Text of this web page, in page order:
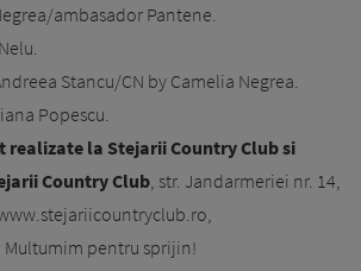
ambasador Pantene.
Stancu/CN by Camelia Negrea.
Popescu.
realizate la Stejarii Country Club si
Country Club , str. Jandarmeriei nr. 14,
pentru sprijin!